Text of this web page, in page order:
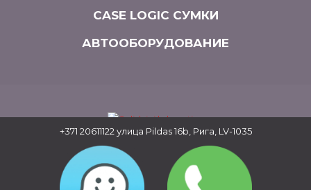
CASE LOGIC СУМКИ
АВТООБОРУДОВАНИЕ
+371 20611122 улица Pildas 16b, Рига, LV-1035